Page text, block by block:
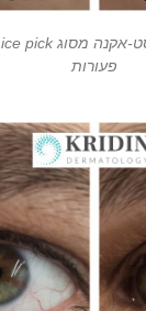
פעורות